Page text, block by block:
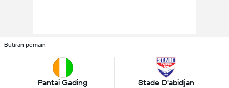
Butiran pemain
Pantai Gading Stade D'abidjan